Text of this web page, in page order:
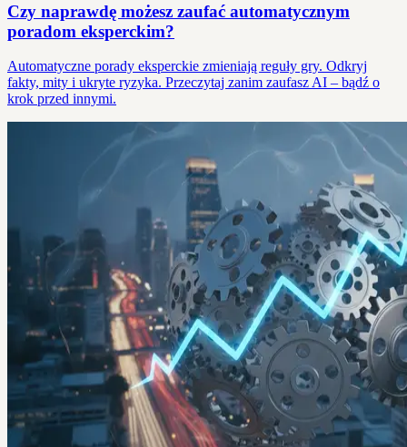
Czy naprawdę możesz zaufać automatycznym
poradom eksperckim?
Automatyczne porady eksperckie zmieniają reguły gry. Odkryj
fakty, mity i ukryte ryzyka. Przeczytaj zanim zaufasz AI – bądź o
krok przed innymi.